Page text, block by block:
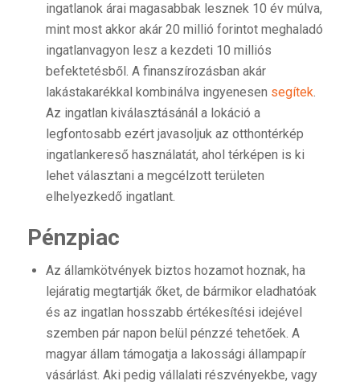
ingatlanok árai magasabbak lesznek 10 év múlva,
mint most akkor akár 20 millió forintot meghaladó
ingatlanvagyon lesz a kezdeti 10 milliós
befektetésből. A finanszírozásban akár
lakástakarékkal kombinálva ingyenesen segítek.
Az ingatlan kiválasztásánál a lokáció a
legfontosabb ezért javasoljuk az otthontérkép
ingatlankereső használatát, ahol térképen is ki
lehet választani a megcélzott területen
elhelyezkedő ingatlant.
Pénzpiac
Az államkötvények biztos hozamot hoznak, ha
lejáratig megtartják őket, de bármikor eladhatóak
és az ingatlan hosszabb értékesítési idejével
szemben pár napon belül pénzzé tehetőek. A
magyar állam támogatja a lakossági állampapír
vásárlást. Aki pedig vállalati részvényekbe, vagy